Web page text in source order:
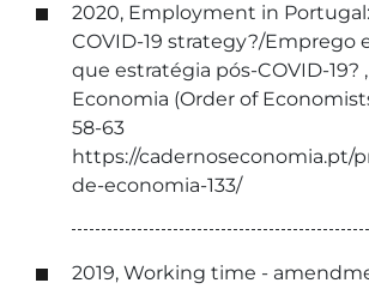
2020, Employment in
COVID-19 strategy?/Emprego
que estratégia pós-COVID-19?
Economia (Order of
58-63
https://cadernoseconomia.pt/
de-economia-133/
2019, Working time -